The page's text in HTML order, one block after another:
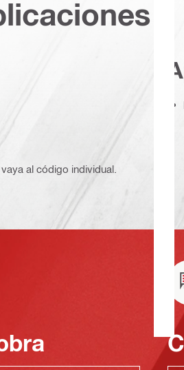
al código individual.